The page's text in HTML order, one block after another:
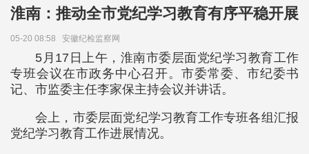
淮南：推动全市党纪学习教育有序平稳开展
05-20 08:58 安徽纪检监察网
5月17日上午，淮南市委层面党纪学习教育工作
专班会议在市政务中心召开。市委常委、市纪委书
记、市监委主任李家保主持会议并讲话。
会上，市委层面党纪学习教育工作专班各组汇报
党纪学习教育工作进展情况。